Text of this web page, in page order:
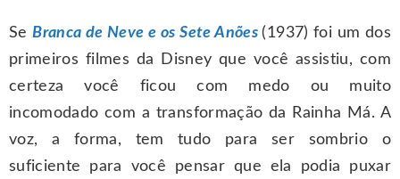
SeBranca de Neve e os Sete Anões (1937) foi um dos
primeiros filmes da Disney que você assistiu, com
certeza você ficou com medo ou muito
incomodado com a transformação da Rainha Má. A
voz, a forma, tem tudo para ser sombrio o
suficiente para você pensar que ela podia puxar